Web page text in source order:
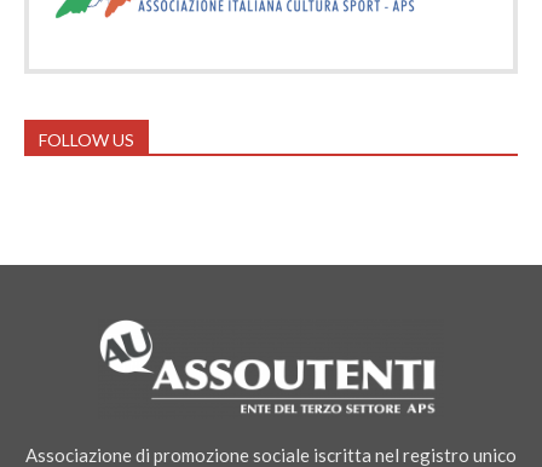
FOLLOW US
Associazione di promozione sociale iscritta nel registro unico